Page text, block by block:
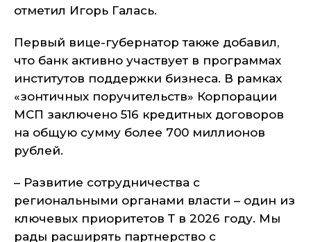
отметил Игорь Галась.
Первый вице-губернатор также добавил,
что банк активно участвует в программах
институтов поддержки бизнеса. В рамках
«зонтичных поручительств» Корпорации
МСП заключено 516 кредитных договоров
на общую сумму более 700 миллионов
рублей.
– Развитие сотрудничества с
региональными органами власти – один из
ключевых приоритетов Т в 2026 году. Мы
рады расширять партнерство с